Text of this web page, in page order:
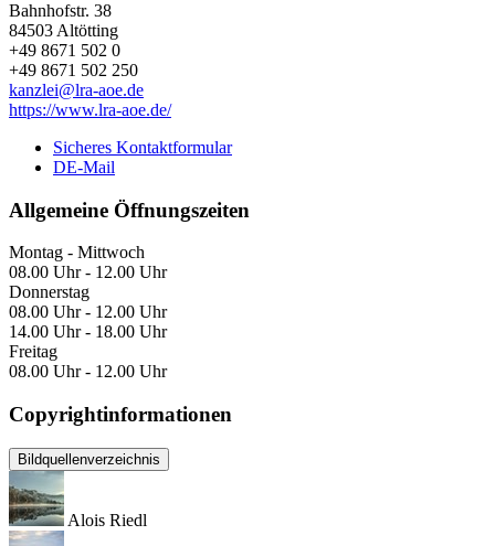
Bahnhofstr. 38
84503 Altötting
+49 8671 502 0
+49 8671 502 250
kanzlei@lra-aoe.de
https://www.lra-aoe.de/
Sicheres Kontaktformular
DE-Mail
Allgemeine Öffnungszeiten
Montag - Mittwoch
08.00 Uhr - 12.00 Uhr
Donnerstag
08.00 Uhr - 12.00 Uhr
14.00 Uhr - 18.00 Uhr
Freitag
08.00 Uhr - 12.00 Uhr
Copyrightinformationen
Bildquellenverzeichnis
Alois Riedl